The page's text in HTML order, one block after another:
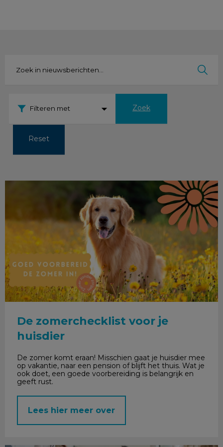
Filteren met Zoek
Reset
De zomerchecklist voor je
huisdier
De zomer komt eraan! Misschien gaat je huisdier mee
op vakantie, naar een pension of blijft het thuis. Wat je
ook doet, een goede voorbereiding is belangrijk en
geeft rust.
Lees hier meer over